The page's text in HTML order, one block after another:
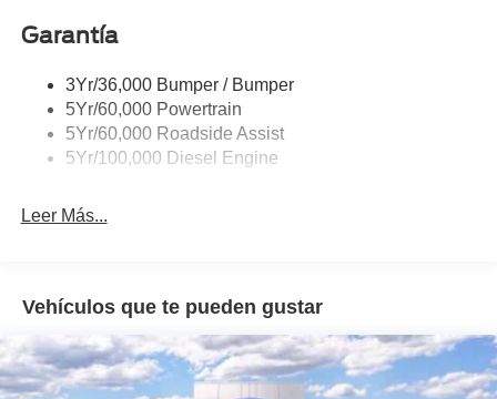
Garantía
3Yr/36,000 Bumper / Bumper
5Yr/60,000 Powertrain
5Yr/60,000 Roadside Assist
5Yr/100,000 Diesel Engine
Leer Más...
Vehículos que te pueden gustar